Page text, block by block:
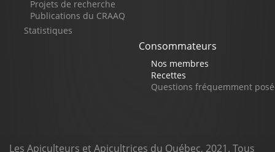
Projets de recherche
Publications du CRAAQ
Statistiques
Consommateurs
Nos membres
Recettes
Questions fréquemment
Les Apiculteurs et Apicultrices du Québec, 2021. Tous